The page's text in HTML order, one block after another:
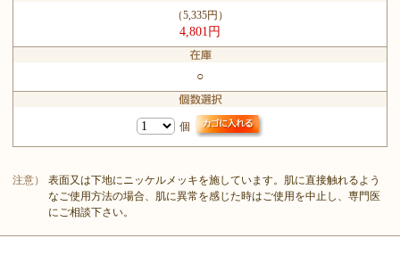
（5,335円）
4,801円
○
個
注意）
表面又は下地にニッケルメッキを施しています。肌に直接触れるよう
なご使用方法の場合、肌に異常を感じた時はご使用を中止し、専門医
にご相談下さい。